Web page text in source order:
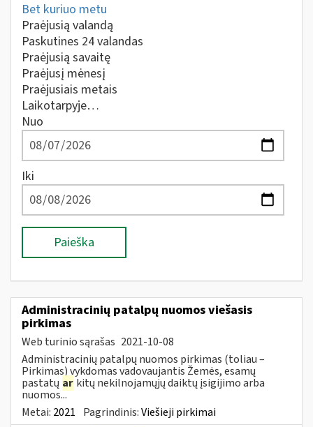
Bet kuriuo metu
Praėjusią valandą
Paskutines 24 valandas
Praėjusią savaitę
Praėjusį mėnesį
Praėjusiais metais
Laikotarpyje…
Nuo
Iki
Paieška
Administracinių patalpų nuomos viešasis
pirkimas
Web turinio sąrašas 2021-10-08
Administracinių patalpų nuomos pirkimas (toliau –
Pirkimas) vykdomas vadovaujantis Žemės, esamų
pastatų ar kitų nekilnojamųjų daiktų įsigijimo arba
nuomos...
Metai: 2021 Pagrindinis:Viešieji pirkimai